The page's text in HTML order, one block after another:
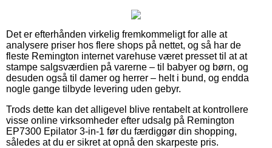
Det er efterhånden virkelig fremkommeligt for alle at
analysere priser hos flere shops på nettet, og så har de
fleste Remington internet varehuse været presset til at at
stampe salgsværdien på varerne – til babyer og børn, og
desuden også til damer og herrer – helt i bund, og endda
nogle gange tilbyde levering uden gebyr.
Trods dette kan det alligevel blive rentabelt at kontrollere
visse online virksomheder efter udsalg på Remington
EP7300 Epilator 3-in-1 før du færdiggør din shopping,
således at du er sikret at opnå den skarpeste pris.